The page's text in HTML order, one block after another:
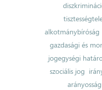
alkotmánybíróság
gazdasági és
jogegységi
szociális jog